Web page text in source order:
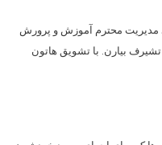
مدیریت محترم آموزش و پرورش
بیارن. با تشویق هاتون